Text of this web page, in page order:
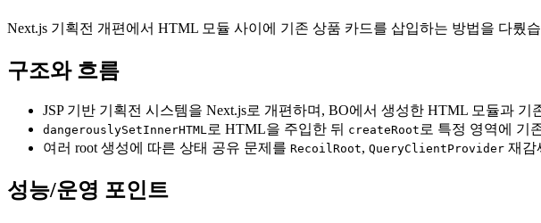
Next.js 기획전 개편에서 HTML 모듈 사이에 기존 상품 카드를 삽입하는 방법을 다뤘
구조와 흐름
JSP 기반 기획전 시스템을 Next.js로 개편하며, BO에서 생성한 HTML 모듈과
dangerouslySetInnerHTML로 HTML을 주입한 뒤 createRoot로 특정 영역에 기
여러 root 생성에 따른 상태 공유 문제를 RecoilRoot, QueryClientProvider 재감
성능/운영 포인트